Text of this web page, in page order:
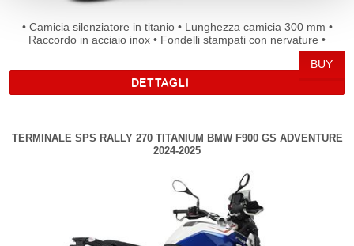
• Camicia silenziatore in titanio • Lunghezza camicia 300 mm •
Raccordo in acciaio inox • Fondelli stampati con nervature •
Beccuccio rotondo senza saldature • Montaggio con cover
originale • Fonoassorbente ad alto assorbimento • Saldature
eseguite a mano al TIG • Staffa di supporto saldata a mano al TIG
• Montaggio silence box di serie • Logo inciso al laser • Omologato
DETTAGLI
TERMINALE SPS RALLY 270 TITANIUM BMW F900 GS ADVENTURE
2024-2025